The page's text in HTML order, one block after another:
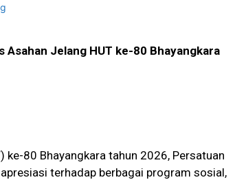
Jelang HUT ke-80 Bhayangkara
ke-80 Bhayangkara tahun 2026, Persatuan
terhadap berbagai program sosial,